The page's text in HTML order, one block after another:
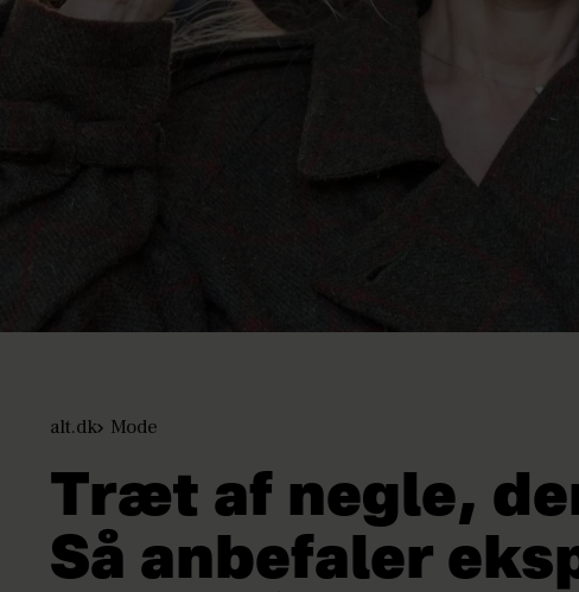
alt.dk Mode
Træt af negle,
Så anbefaler